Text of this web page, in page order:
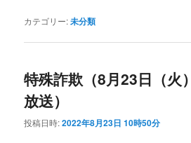
カテゴリー:未分類
特殊詐欺（8月23日（火
放送）
投稿日時:2022年8月23日 10時50分